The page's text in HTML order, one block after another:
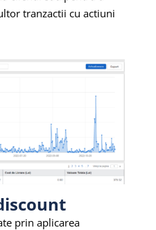
tranzactii cu actiuni
prin aplicarea